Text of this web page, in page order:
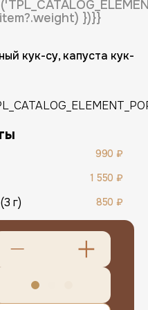
})}}
кук-су, капуста кук-
990 ₽
1 550 ₽
г) 850 ₽